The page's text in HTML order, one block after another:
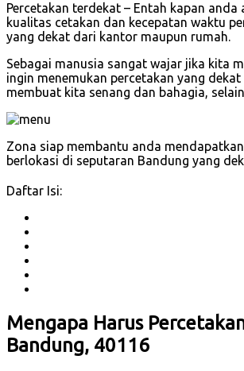
Percetakan terdekat – Entah kapan
kualitas cetakan dan kecepatan waktu
yang dekat dari kantor maupun rumah.
Sebagai manusia sangat wajar jika kita
ingin menemukan percetakan yang
membuat kita senang dan bahagia,
Zona siap membantu anda
berlokasi di seputaran Bandung yang
Daftar Isi:
Mengapa Harus
Bandung, 40116